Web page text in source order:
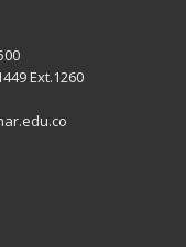
Ext.1260